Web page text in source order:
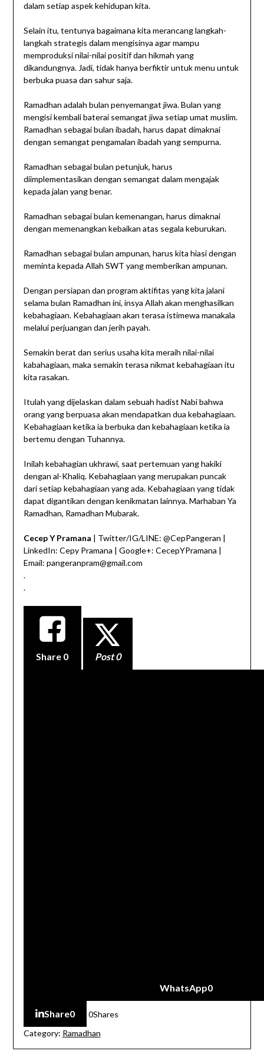
dalam setiap aspek kehidupan kita.
Selain itu, tentunya bagaimana kita merancang langkah-
langkah strategis dalam mengisinya agar mampu
memproduksi nilai-nilai positif dan hikmah yang
dikandungnya. Jadi, tidak hanya berfiktir untuk menu untuk
berbuka puasa dan sahur saja.
Ramadhan adalah bulan penyemangat jiwa. Bulan yang
mengisi kembali baterai semangat jiwa setiap umat muslim.
Ramadhan sebagai bulan ibadah, harus dapat dimaknai
dengan semangat pengamalan ibadah yang sempurna.
Ramadhan sebagai bulan petunjuk, harus
diimplementasikan dengan semangat dalam mengajak
kepada jalan yang benar.
Ramadhan sebagai bulan kemenangan, harus dimaknai
dengan memenangkan kebaikan atas segala keburukan.
Ramadhan sebagai bulan ampunan, harus kita hiasi dengan
meminta kepada Allah SWT yang memberikan ampunan.
Dengan persiapan dan program aktifitas yang kita jalani
selama bulan Ramadhan ini, insya Allah akan menghasilkan
kebahagiaan. Kebahagiaan akan terasa istimewa manakala
melalui perjuangan dan jerih payah.
Semakin berat dan serius usaha kita meraih nilai-nilai
kabahagiaan, maka semakin terasa nikmat kebahagiaan itu
kita rasakan.
Itulah yang dijelaskan dalam sebuah hadist Nabi bahwa
orang yang berpuasa akan mendapatkan dua kebahagiaan.
Kebahagiaan ketika ia berbuka dan kebahagiaan ketika ia
bertemu dengan Tuhannya.
Inilah kebahagian ukhrawi, saat pertemuan yang hakiki
dengan al-Khaliq. Kebahagiaan yang merupakan puncak
dari setiap kebahagiaan yang ada. Kebahagiaan yang tidak
dapat digantikan dengan kenikmatan lainnya. Marhaban Ya
Ramadhan, Ramadhan Mubarak.
Cecep Y Pramana | Twitter/IG/LINE: @CepPangeran |
LinkedIn: Cepy Pramana | Google+: CecepYPramana |
Email: pangeranpram@gmail.com
.
.
Share 0 Post 0
WhatsApp0
Share0 0Shares
Category: Ramadhan